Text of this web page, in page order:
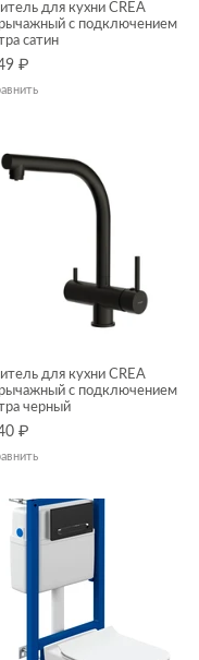
для кухни CREA
с подключением
сатин
₽
для кухни CREA
с подключением
черный
₽